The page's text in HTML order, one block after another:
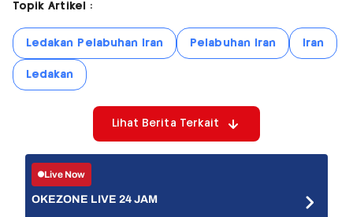
Topik Artikel :
Ledakan Pelabuhan Iran Pelabuhan Iran Iran
Ledakan
Lihat Berita Terkait
Live Now
OKEZONE LIVE 24 JAM